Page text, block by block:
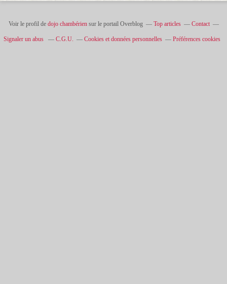
Voir le profil de dojo chambériensur le portail Overblog Top articles Contact
Signaler un abus C.G.U. Cookies et données personnelles Préférences cookies